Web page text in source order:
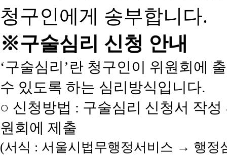
청구인에게 송부합니다.
※구술심리 신청 안내
‘구술심리’란 청구인이 위원회에
수 있도록 하는 심리방식입니다.
○ 신청방법 : 구술심리 신청서 작
원회에 제출
(서식 : 서울시법무행정서비스 → 행